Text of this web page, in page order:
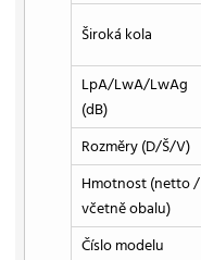
Široká kola
LpA/LwA/LwAg
(dB)
Rozměry (D/Š/V)
Hmotnost (netto /
včetně obalu)
Číslo modelu